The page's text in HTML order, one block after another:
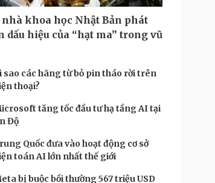
Podcast
Câu chuyện thời sự
Cửa sổ tình yêu
Kể chuyện cho bé
nhà khoa học Nhật Bản phát
dấu hiệu của “hạt ma” trong vũ
sao các hãng từ bỏ pin tháo rời trên
thoại?
tăng tốc đầu tư hạ tầng AI tại
Độ
Quốc đưa vào hoạt động cơ sở
toán AI lớn nhất thế giới
bị buộc bồi thường 567 triệu USD